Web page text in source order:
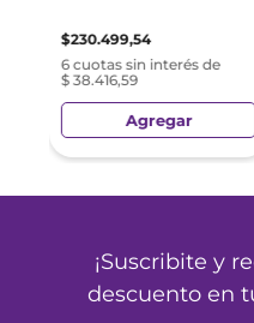
$230.499,54
6 cuotas sin interés de
$ 38.416,59
Agregar
¡Suscribite y
descuento en